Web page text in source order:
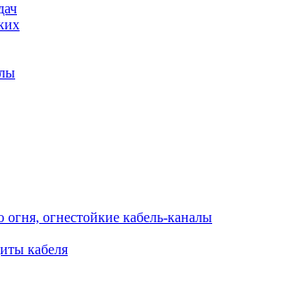
огнестойкие кабель-каналы
кабеля